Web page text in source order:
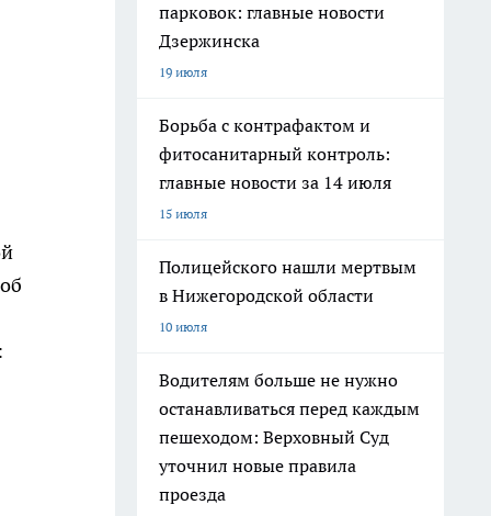
парковок: главные новости
Дзержинска
19 июля
Борьба с контрафактом и
фитосанитарный контроль:
главные новости за 14 июля
15 июля
Полицейского нашли мертвым
в Нижегородской области
10 июля
Водителям больше не нужно
останавливаться перед каждым
пешеходом: Верховный Суд
уточнил новые правила
проезда